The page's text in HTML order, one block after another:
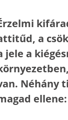
a
jele a
Néhány
ellene: